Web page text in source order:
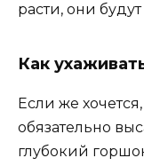
расти, они
Как
Если же
обязательно
глубокий